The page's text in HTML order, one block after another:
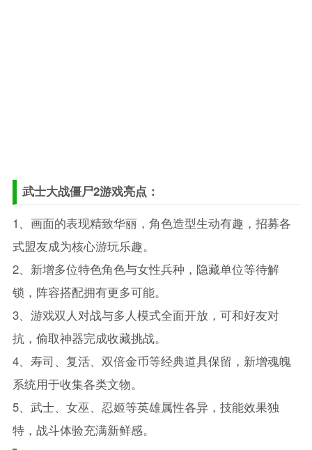
武士大战僵尸2游戏亮点：
1、画面的表现精致华丽，角色造型生动有趣，招募各
式盟友成为核心游玩乐趣。
2、新增多位特色角色与女性兵种，隐藏单位等待解
锁，阵容搭配拥有更多可能。
3、游戏双人对战与多人模式全面开放，可和好友对
抗，偷取神器完成收藏挑战。
4、寿司、复活、双倍金币等经典道具保留，新增魂魄
系统用于收集各类文物。
5、武士、女巫、忍姬等英雄属性各异，技能效果独
特，战斗体验充满新鲜感。